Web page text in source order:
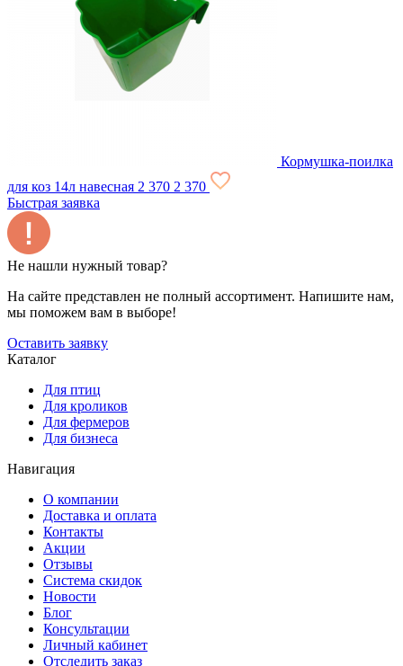
Кормушка-поилка
для коз 14л навесная 2 370 2 370
Быстрая заявка
Не нашли нужный товар?
На сайте представлен не полный ассортимент. Напишите нам,
мы поможем вам в выборе!
Оставить заявку
Каталог
Для птиц
Для кроликов
Для фермеров
Для бизнеса
Навигация
О компании
Доставка и оплата
Контакты
Акции
Отзывы
Система скидок
Новости
Блог
Консультации
Личный кабинет
Отследить заказ